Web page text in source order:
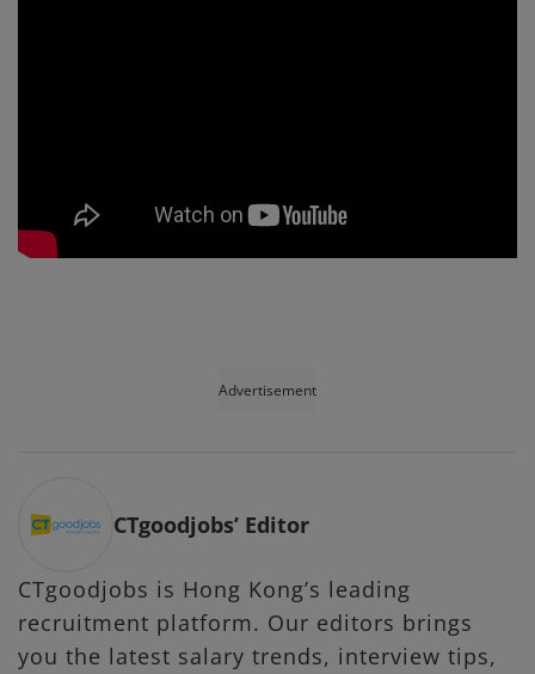
Advertisement
CTgoodjobs’ Editor
CTgoodjobs is Hong Kong’s leading
recruitment platform. Our editors brings
you the latest salary trends, interview tips,